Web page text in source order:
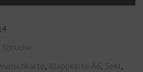
Sprüche
, Klappkarte A6, Sekt,